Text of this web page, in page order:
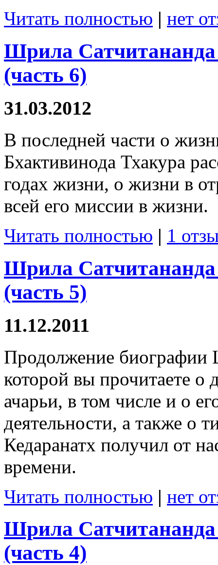
Читать полностью | нет
Шрила Сатчитананда
(часть 6)
31.03.2012
В последней части о
Бхактивинода Тхакура
годах жизни, о жизни в
всей его миссии в жизни.
Читать полностью | 1
Шрила Сатчитананда
(часть 5)
11.12.2011
Продолжение биографии
которой вы прочитаете о
ачарьи, в том числе и о
деятельности, а также о
Кедаранатх получил от
времени.
Читать полностью | нет
Шрила Сатчитананда
(часть 4)